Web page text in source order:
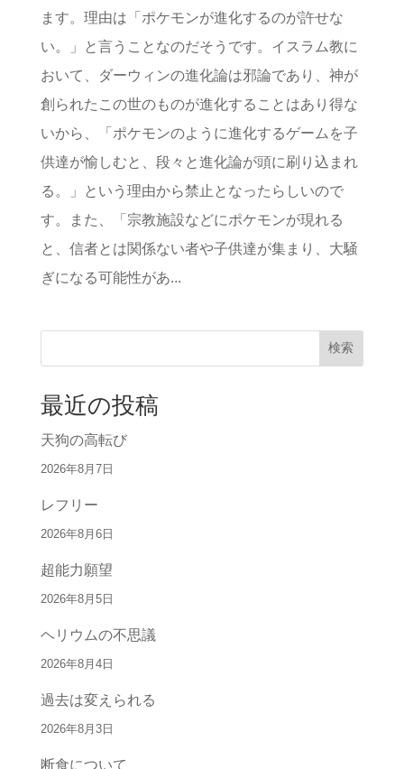
ます。理由は「ポケモンが進化するのが許せな
い。」と言うことなのだそうです。イスラム教に
おいて、ダーウィンの進化論は邪論であり、神が
創られたこの世のものが進化することはあり得な
いから、「ポケモンのように進化するゲームを子
供達が愉しむと、段々と進化論が頭に刷り込まれ
る。」という理由から禁止となったらしいので
す。また、「宗教施設などにポケモンが現れる
と、信者とは関係ない者や子供達が集まり、大騒
ぎになる可能性があ...
検索
最近の投稿
天狗の高転び
2026年8月7日
レフリー
2026年8月6日
超能力願望
2026年8月5日
ヘリウムの不思議
2026年8月4日
過去は変えられる
2026年8月3日
断食について